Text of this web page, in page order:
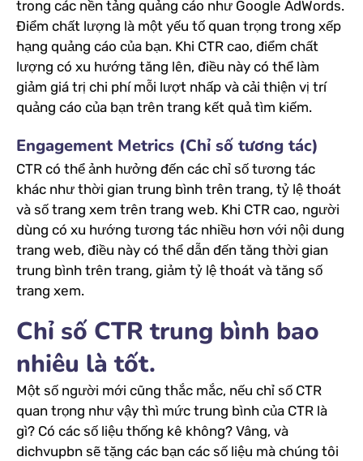
trong các nền tảng quảng cáo như Google AdWords.
Điểm chất lượng là một yếu tố quan trọng trong xếp
hạng quảng cáo của bạn. Khi CTR cao, điểm chất
lượng có xu hướng tăng lên, điều này có thể làm
giảm giá trị chi phí mỗi lượt nhấp và cải thiện vị trí
quảng cáo của bạn trên trang kết quả tìm kiếm.
Engagement Metrics (Chỉ số tương tác)
CTR có thể ảnh hưởng đến các chỉ số tương tác
khác như thời gian trung bình trên trang, tỷ lệ thoát
và số trang xem trên trang web. Khi CTR cao, người
dùng có xu hướng tương tác nhiều hơn với nội dung
trang web, điều này có thể dẫn đến tăng thời gian
trung bình trên trang, giảm tỷ lệ thoát và tăng số
trang xem.
Chỉ số CTR trung bình bao
nhiêu là tốt.
Một số người mới cũng thắc mắc, nếu chỉ số CTR
quan trọng như vậy thì mức trung bình của CTR là
gì? Có các số liệu thống kê không? Vâng, và
dichvupbn sẽ tặng các bạn các số liệu mà chúng tôi